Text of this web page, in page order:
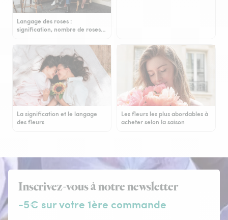
Langage des roses :
signification, nombre de roses…
La signification et le langage
des fleurs
Les fleurs les plus abordables à
acheter selon la saison
Inscrivez-vous à notre newsletter
-5€ sur votre 1ère commande